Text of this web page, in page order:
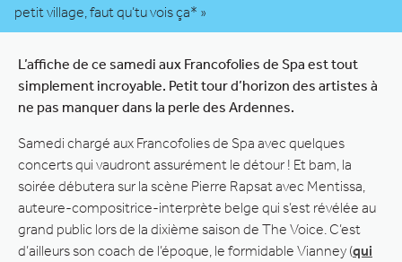
petit village, faut qu’tu vois ça* »
L’affiche de ce samedi aux Francofolies de Spa est tout
simplement incroyable. Petit tour d’horizon des artistes à
ne pas manquer dans la perle des Ardennes.
Samedi chargé aux Francofolies de Spa avec quelques
concerts qui vaudront assurément le détour ! Et bam, la
soirée débutera sur la scène Pierre Rapsat avec Mentissa,
auteure-compositrice-interprète belge qui s’est révélée au
grand public lors de la dixième saison de The Voice. C’est
d’ailleurs son coach de l’époque, le formidable Vianney (qui